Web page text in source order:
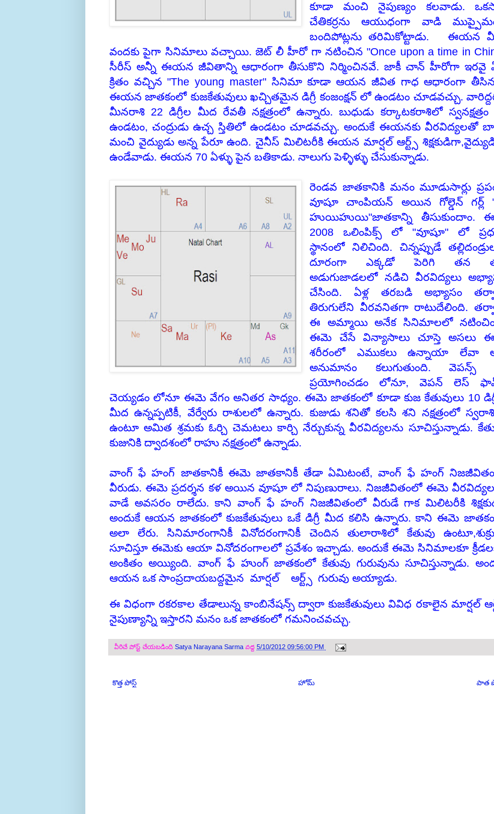
కూడా మంచి నైపుణ్యం కలవాడు.
చేతికర్రను ఆయుధంగా వాడి
బందిపోట్లను తరిమికోట్టాడు. ఈయన
వందకు పైగా సినిమాలు వచ్చాయి. జెట్ లీ హీరో గా నటించిన "Once upon a time in
సీరీస్ అన్నీ ఈయన జీవితాన్ని ఆధారంగా తీసుకొని నిర్మించినవే. జాకీ చాన్ హీరోగా ఇరవై
క్రితం వచ్చిన "The young master" సినిమా కూడా ఆయన జీవిత గాధ ఆధారంగా
ఈయన జాతకంలో కుజకేతువులు ఖచ్చితమైన డిగ్రీ కంజంక్షన్ లో ఉండటం చూడవచ్చు.
మీనరాశి 22 డిగ్రీల మీద రేవతీ నక్షత్రంలో ఉన్నారు. బుధుడు కర్కాటకరాశిలో
ఉండటం, చంద్రుడు ఉచ్చ స్తితిలో ఉండటం చూడవచ్చు. అందుకే ఈయనకు వీరవిద్యలతో
మంచి వైద్యుడు అన్న పేరూ ఉంది. చైనీస్ మిలిటరీకి ఈయన మార్షల్ ఆర్ట్స్
ఉండేవాడు. ఈయన 70 ఏళ్ళు పైన బతికాడు. నాలుగు పెళ్ళిళ్ళు చేసుకున్నాడు.
రెండవ జాతకానికి మనం మూడుసార్లు
వూషూ చాంపియన్ అయిన గోల్డెన్ గర్ల్
హుయిహుయి"జాతకాన్ని తీసుకుందాం.
2008 ఒలింపిక్స్ లో "వూషూ" లో
స్థానంలో నిలిచింది. చిన్నప్పుడే
దూరంగా ఎక్కడో పెరిగి తన
అడుగుజాడలలో నడిచి వీరవిద్యలు
చేసింది. ఏళ్ల తరబడి అభ్యాసం
తిరుగులేని వీరవనితగా రాటుదేలింది.
ఈ అమ్మాయి అనేక సినిమాలలో
ఈమె చేసే విన్యాసాలు చూస్తె అసలు
శరీరంలో ఎముకలు ఉన్నాయా లేవా
అనుమానం కలుగుతుంది. వెపన్స్
ప్రయోగించడం లోనూ, వెపన్ లెస్
చెయ్యడం లోనూ ఈమె వేగం అనితర సాధ్యం. ఈమె జాతకంలో కూడా కుజ కేతువులు 10
మీద ఉన్నప్పటికీ, వేర్వేరు రాశులలో ఉన్నారు. కుజుడు శనితో కలసి శని నక్షత్రంలో
ఉంటూ అమిత శ్రమకు ఓర్చి చెమటలు కార్చి నేర్చుకున్న వీరవిద్యలను సూచిస్తున్నాడు.
కుజునికి ద్వాదశంలో రాహు నక్షత్రంలో ఉన్నాడు.
వాంగ్ ఫే హంగ్ జాతకానికీ ఈమె జాతకానికీ తేడా ఏమిటంటే, వాంగ్ ఫే హంగ్
వీరుడు. ఈమె ప్రదర్శన కళ అయిన వూషూ లో నిపుణురాలు. నిజజీవితంలో ఈమె
వాడే అవసరం రాలేదు. కాని వాంగ్ ఫే హంగ్ నిజజీవితంలో వీరుడే గాక మిలిటరీకి
అందుకే ఆయన జాతకంలో కుజకేతువులు ఒకే డిగ్రీ మీద కలిసి ఉన్నారు. కాని ఈమె
అలా లేరు. సినిమారంగానికీ వినోదరంగానికీ చెందిన తులారాశిలో కేతువు
సూచిస్తూ ఈమెకు ఆయా వినోదరంగాలలో ప్రవేశం ఇచ్చాడు. అందుకే ఈమె సినిమాలకూ
అంకితం అయ్యింది. వాంగ్ ఫే హుంగ్ జాతకంలో కేతువు గురువును సూచిస్తున్నాడు.
ఆయన ఒక సాంప్రదాయబద్దమైన మార్షల్
ఆర్ట్స్ గురువు అయ్యాడు.
ఈ విధంగా రకరకాల తేడాలున్న కాంబినేషన్స్ ద్వారా కుజకేతువులు వివిధ రకాలైన మార్షల్
నైపుణ్యాన్ని ఇస్తారని మనం ఒక జాతకంలో గమనించవచ్చు.
వీరిచే పోస్ట్ చేయబడింది Satya Narayana Sarma వద్ద 5/10/2012 09:56:00 PM
కొత్త పోస్ట్ పాత
హోమ్